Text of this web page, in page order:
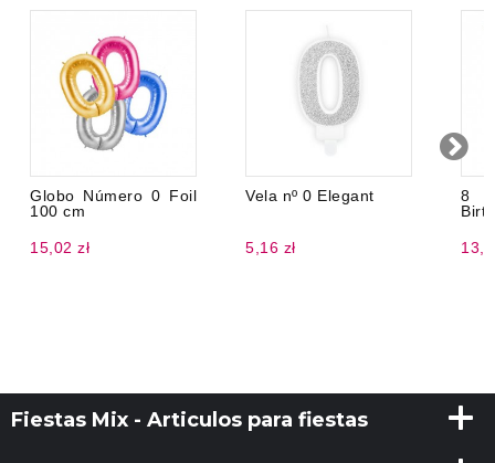
Globo Número 0 Foil
100 cm
15,02 zł
Vela nº 0 Elegant
5,16 zł
8
Fiestas Mix - Articulos para fiestas